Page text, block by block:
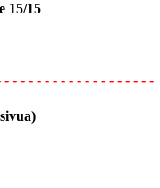
15/15
- - - - - - - - - - - - - - - - - -